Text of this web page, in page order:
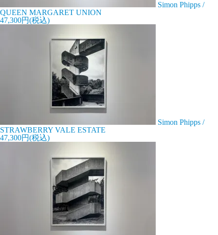
Simon Phipps /
QUEEN MARGARET UNION
47,300円(税込)
Simon Phipps /
STRAWBERRY VALE ESTATE
47,300円(税込)